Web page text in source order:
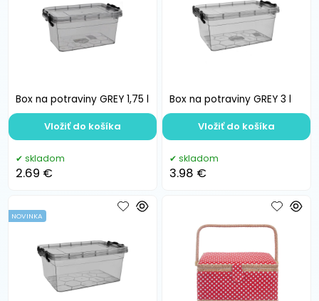
Box na potraviny GREY 1,75 l
skladom
2.69 €
Vložiť do košíka
Box na potraviny GREY 3 l
skladom
3.98 €
Vložiť do košíka
NOVINKA